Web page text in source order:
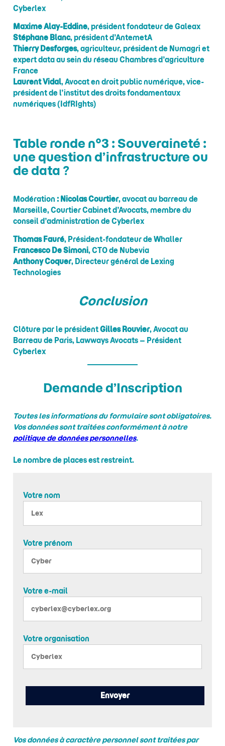
Cyberlex
Maxime Alay-Eddine, président fondateur de Galeax
Stéphane Blanc, président d’AntemetA
Thierry Desforges, agriculteur, président de Numagri et
expert data au sein du réseau Chambres d’agriculture
France
Laurent Vidal, Avocat en droit public numérique, vice-
président de l’institut des droits fondamentaux
numériques (IdfRIghts)
Table ronde n°3 : Souveraineté :
une question d’infrastructure ou
de data ?
Modération : Nicolas Courtier, avocat au barreau de
Marseille, Courtier Cabinet d’Avocats, membre du
conseil d’administration de Cyberlex
Thomas Fauré, Président-fondateur de Whaller
Francesco De Simoni, CTO de Nubevia
Anthony Coquer, Directeur général de Lexing
Technologies
Conclusion
Clôture par le présidentGilles Rouvier, Avocat au
Barreau de Paris, Lawways Avocats – Président
Cyberlex
Demande d’Inscription
Toutes les informations du formulaire sont obligatoires.
Vos données sont traitées conformément à notre
politique de données personnelles.
Le nombre de places est restreint.
Votre nom
Votre prénom
Votre e-mail
Votre organisation
Vos données à caractère personnel sont traitées par